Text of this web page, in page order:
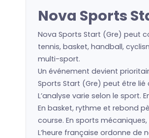
Nova Sports
Nova Sports Start (Gre) peut
tennis, basket, handball,
multi-sport.
Un événement devient
Sports Start (Gre) peut être
L’analyse varie selon le
En basket, rythme et rebond
course. En sports
L’heure française ordonne